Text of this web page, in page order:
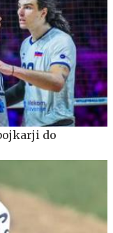
do